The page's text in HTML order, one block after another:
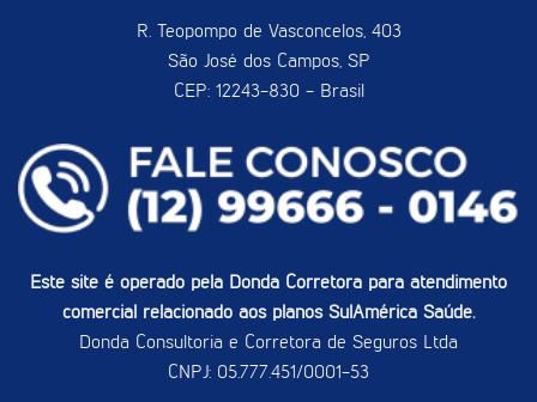
R. Teopompo de Vasconcelos, 403
São José dos Campos, SP
CEP: 12243-830 - Brasil
Este site é operado pela Donda Corretora para atendimento
comercial relacionado aos planos SulAmérica Saúde.
Donda Consultoria e Corretora de Seguros Ltda
CNPJ: 05.777.451/0001-53